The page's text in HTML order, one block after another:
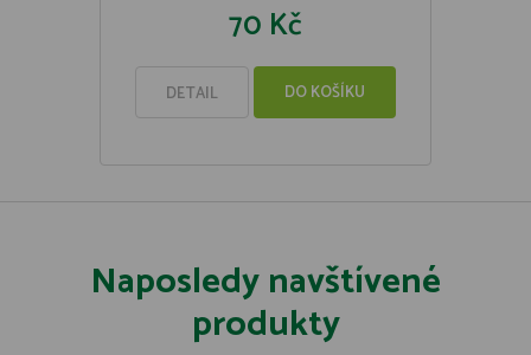
70 Kč
DETAIL DO KOŠÍKU
Naposledy navštívené
produkty